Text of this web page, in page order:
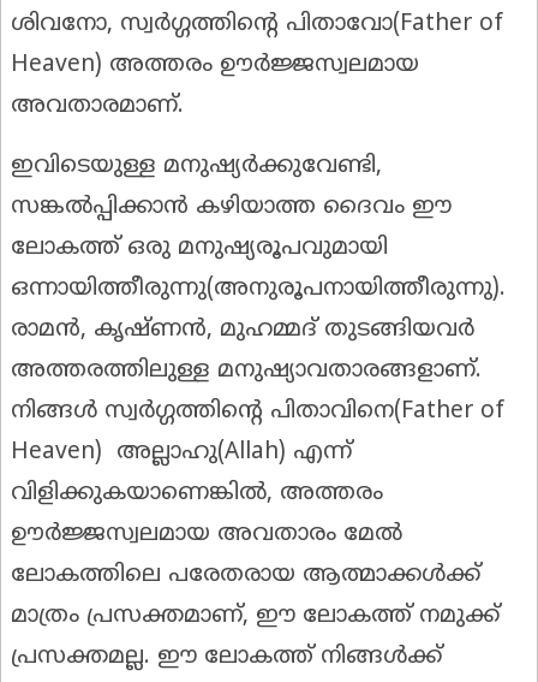
ശിവനോ, സ്വർഗ്ഗത്തിന്റെ പിതാവോ(Father of
Heaven) അത്തരം ഊർജ്ജസ്വലമായ
അവതാരമാണ്.
ഇവിടെയുള്ള മനുഷ്യർക്കുവേണ്ടി,
സങ്കൽപ്പിക്കാൻ കഴിയാത്ത ദൈവം ഈ
ലോകത്ത് ഒരു മനുഷ്യരൂപവുമായി
ഒന്നായിത്തീരുന്നു(അനുരൂപനായിത്തീരുന്നു).
രാമൻ, കൃഷ്ണൻ, മുഹമ്മദ് തുടങ്ങിയവർ
അത്തരത്തിലുള്ള മനുഷ്യാവതാരങ്ങളാണ്.
നിങ്ങൾ സ്വർഗ്ഗത്തിന്റെ പിതാവിനെ(Father of
Heaven) അല്ലാഹു(Allah) എന്ന്
വിളിക്കുകയാണെങ്കിൽ, അത്തരം
ഊർജ്ജസ്വലമായ അവതാരം മേൽ
ലോകത്തിലെ പരേതരായ ആത്മാക്കൾക്ക്
മാത്രം പ്രസക്തമാണ്, ഈ ലോകത്ത് നമുക്ക്
പ്രസക്തമല്ല. ഈ ലോകത്ത് നിങ്ങൾക്ക്